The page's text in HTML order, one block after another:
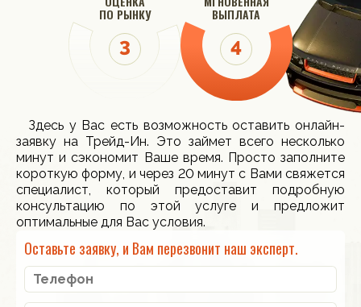
ПО РЫНКУ ВЫПЛАТА
Здесь у Вас есть возможность оставить онлайн-
заявку на Трейд-Ин. Это займет всего несколько
минут и сэкономит Ваше время. Просто заполните
короткую форму, и через 20 минут с Вами свяжется
специалист, который предоставит подробную
консультацию по этой услуге и предложит
оптимальные для Вас условия.
Оставьте заявку, и Вам перезвонит наш эксперт.